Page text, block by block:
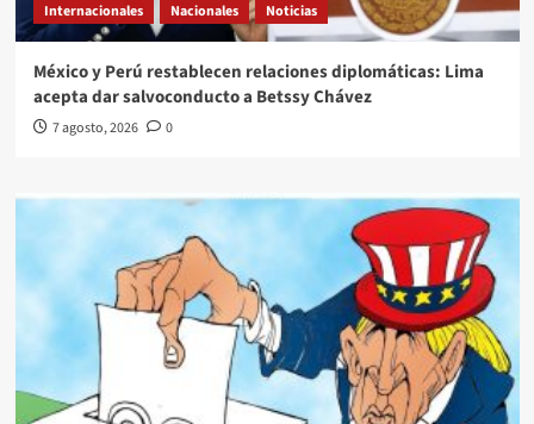
Internacionales Nacionales Noticias
México y Perú restablecen relaciones diplomáticas: Lima
acepta dar salvoconducto a Betssy Chávez
7 agosto, 2026 0